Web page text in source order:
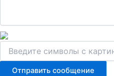
Отправить сообщение